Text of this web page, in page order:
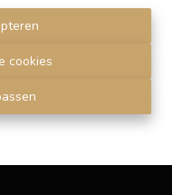
cookies
des agents